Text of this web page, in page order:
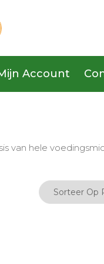
Account
van hele